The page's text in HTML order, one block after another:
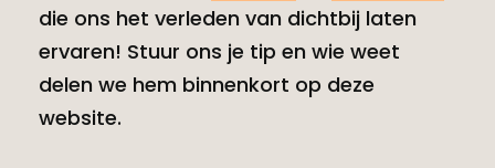
die ons het verleden van dichtbij laten
ervaren! Stuur ons je tip en wie weet
delen we hem binnenkort op deze
website.